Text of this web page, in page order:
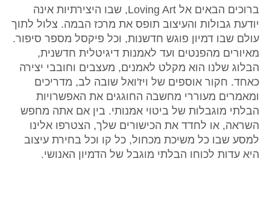
ברוכים הבאים אל Loving Art, שבו היצירתיות אינה
יודעת גבולות והעיצוב תופס את מרכז הבמה. צלול לתוך
עולם שבו דמיון פוגש חדשנות, וכל פיקסל מספר סיפור.
מאיורים מהפנטים ועד לאמנות דיגיטלית חדשנית,
הבלוג שלנו הוא מקלט לאמנים, מעצבים וחובבי יצירה
כאחד. חקור אוספים של ויז'ואל שובה לב, מדריכים
ומאמרים מעוררי מחשבה החוגגים את האפשרויות
הבלתי מוגבלות של ביטוי אמנותי. בין אם אתה מחפש
השראה, או לחדד את הכישורים שלך, הצטרפו אלינו
למסע שבו כל משיכת מכחול, כל קו וכל בחירת עיצוב
היא עדות לכוחו הבלתי מוגבל של הדמיון האנושי.